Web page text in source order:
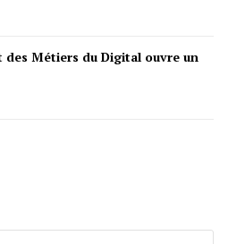
des Métiers du Digital ouvre un